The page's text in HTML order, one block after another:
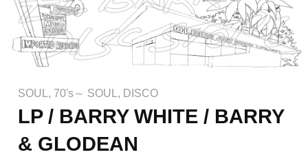
SOUL , 70's～ SOUL , DISCO
LP / BARRY WHITE / BARRY
& GLODEAN